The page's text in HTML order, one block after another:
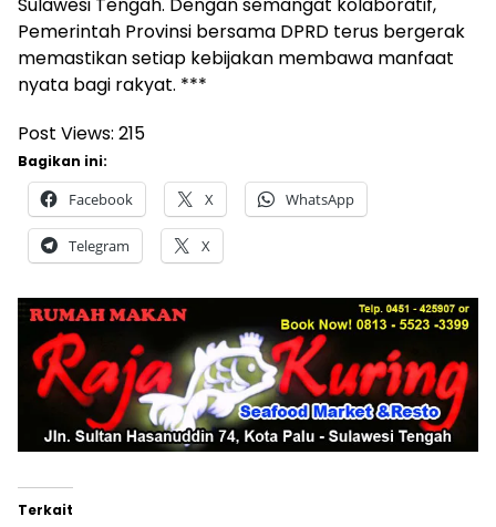
Sulawesi Tengah. Dengan semangat kolaboratif,
Pemerintah Provinsi bersama DPRD terus bergerak
memastikan setiap kebijakan membawa manfaat
nyata bagi rakyat. ***
Post Views: 215
Bagikan ini:
Facebook X WhatsApp
Telegram X
Terkait